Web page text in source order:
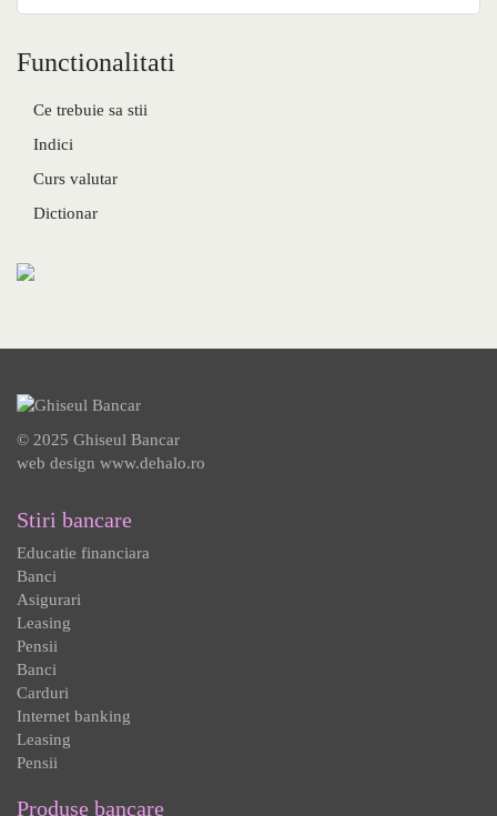
Functionalitati
Ce trebuie sa stii
Indici
Curs valutar
Dictionar
© 2025 Ghiseul Bancar
web design www.dehalo.ro
Stiri bancare
Educatie financiara
Banci
Asigurari
Leasing
Pensii
Banci
Carduri
Internet banking
Leasing
Pensii
Produse bancare